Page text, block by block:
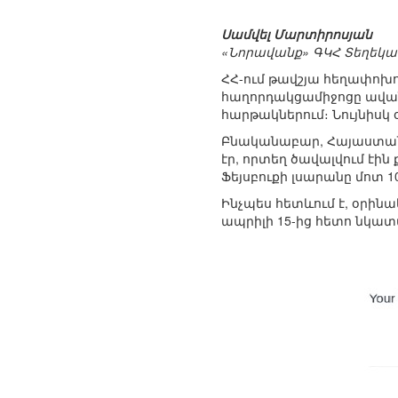
Սամվել Մարտիրոսյան
«Նորավանք» ԳԿՀ
ՀՀ-ում թավշյա
հաղորդակցամիջոցը
հարթակներում։
Բնականաբար,
էր, որտեղ ծավալվում
Ֆեյսբուքի լսարանը մոտ
Ինչպես հետևում է,
ապրիլի 15-ից հետո